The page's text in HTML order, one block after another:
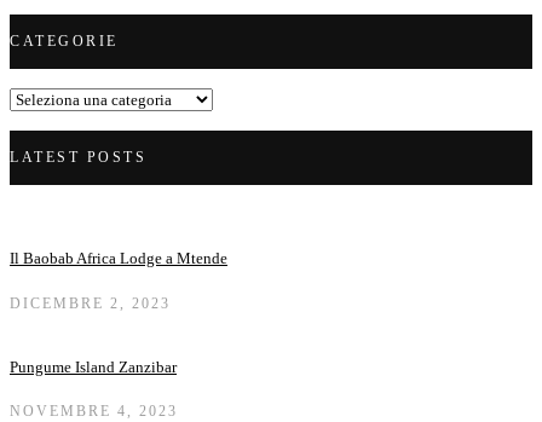
CATEGORIE
Categorie
LATEST POSTS
Il Baobab Africa Lodge a Mtende
DICEMBRE 2, 2023
Pungume Island Zanzibar
NOVEMBRE 4, 2023